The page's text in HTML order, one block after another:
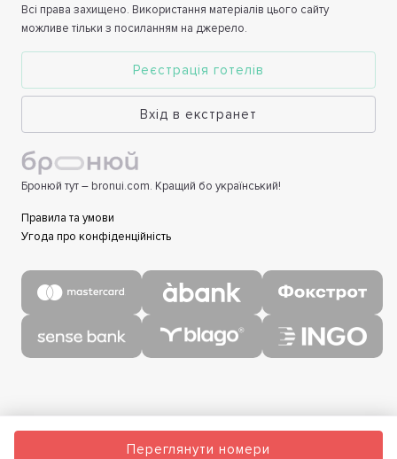
Переглянути номери
Всі права захищено. Використання матеріалів цього сайту
можливе тільки з посиланням на джерело.
Реєстрація готелів
Вхід в екстранет
Бронюй тут – bronui.com. Кращий бо український!
Правила та умови
Угода про конфіденційність